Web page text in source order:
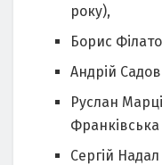
року),
Борис
Андрій
Руслан
Франківська
Сергій